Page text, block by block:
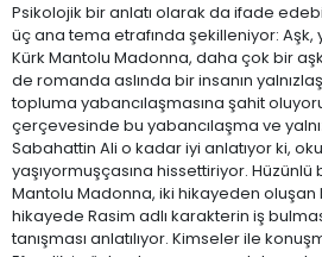
Psikolojik bir anlatı olarak da ifade
üç ana tema etrafında şekilleniyor: Aşk,
Kürk Mantolu Madonna, daha çok bir
de romanda aslında bir insanın
topluma yabancılaşmasına şahit
çerçevesinde bu yabancılaşma ve
Sabahattin Ali o kadar iyi anlatıyor ki,
yaşıyormuşçasına hissettiriyor. Hüzünlü
Mantolu Madonna, iki hikayeden oluşan
hikayede Rasim adlı karakterin iş
tanışması anlatılıyor. Kimseler ile